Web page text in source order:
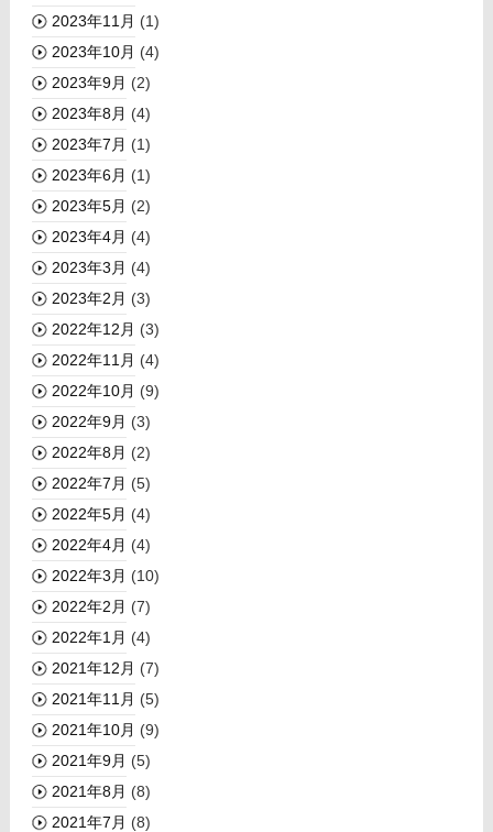
2023年11月 (1)
2023年10月 (4)
2023年9月 (2)
2023年8月 (4)
2023年7月 (1)
2023年6月 (1)
2023年5月 (2)
2023年4月 (4)
2023年3月 (4)
2023年2月 (3)
2022年12月 (3)
2022年11月 (4)
2022年10月 (9)
2022年9月 (3)
2022年8月 (2)
2022年7月 (5)
2022年5月 (4)
2022年4月 (4)
2022年3月 (10)
2022年2月 (7)
2022年1月 (4)
2021年12月 (7)
2021年11月 (5)
2021年10月 (9)
2021年9月 (5)
2021年8月 (8)
2021年7月 (8)